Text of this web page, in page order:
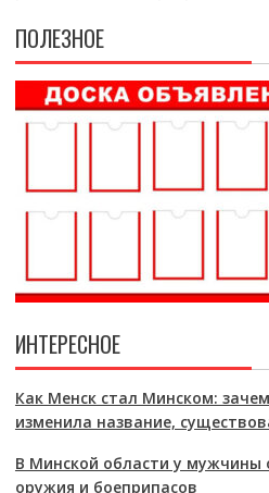
ПОЛЕЗНОЕ
ИНТЕРЕСНОЕ
Как Менск стал Минском:
изменила название,
В Минской области у мужчины
оружия и боеприпасов